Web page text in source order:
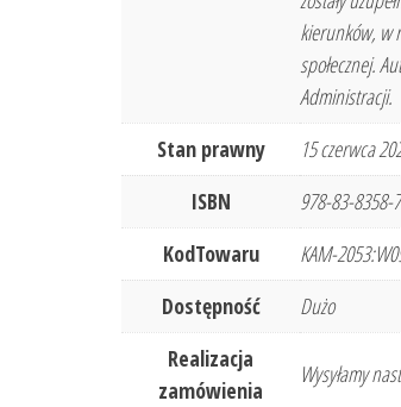
kierunków, w
społecznej.
Administracji.
Stan prawny
15 czerwca
ISBN
978-83-8358-
KodTowaru
KAM-
Dostępność
Dużo
Realizacja
zamówienia
Wysyłamy